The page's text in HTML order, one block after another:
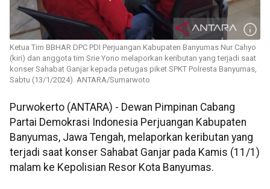
Ketua Tim BBHAR DPC PDI Perjuangan Kabupaten Banyumas Nur Cahyo
(kiri) dan anggota tim Srie Yono melaporkan keributan yang terjadi saat
konser Sahabat Ganjar kepada petugas piket SPKT Polresta Banyumas,
Sabtu (13/1/2024). ANTARA/Sumarwoto
Purwokerto (ANTARA) - Dewan Pimpinan Cabang
Partai Demokrasi Indonesia Perjuangan Kabupaten
Banyumas, Jawa Tengah, melaporkan keributan yang
terjadi saat konser Sahabat Ganjar pada Kamis (11/1)
malam ke Kepolisian Resor Kota Banyumas.